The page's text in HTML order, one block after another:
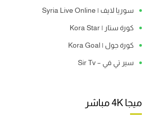
سوريا لايف | Syria Live Online
كورة ستار | Kora Star
كورة جول | Kora Goal
سير تي في – Sir Tv
ميجا 4K مباشر